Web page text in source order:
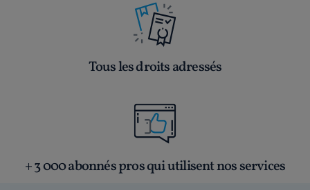
Tous les droits adressés
+ 3 000 abonnés pros qui utilisent nos services